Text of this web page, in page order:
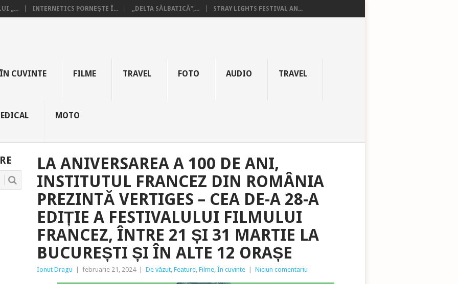
„... INTERNETICS PORNEȘTE Î... „DELTA SĂLBATICĂ”,... STRAY LIGHTS FESTIVAL AN...
ÎN CUVINTE FILME TRAVEL FOTO AUDIO TRAVEL
MOTO
LA ANIVERSAREA A 100 DE ANI,
INSTITUTUL FRANCEZ DIN ROMÂNIA
PREZINTĂ VERTIGES – CEA DE-A 28-A
EDIȚIE A FESTIVALULUI FILMULUI
FRANCEZ, ÎNTRE 21 ȘI 31 MARTIE LA
BUCUREȘTI ȘI ÎN ALTE 12 ORAȘE
Ionut Dragu februarie 21, 2024 De văzut, Feature, Filme, În cuvinte Niciun comentariu